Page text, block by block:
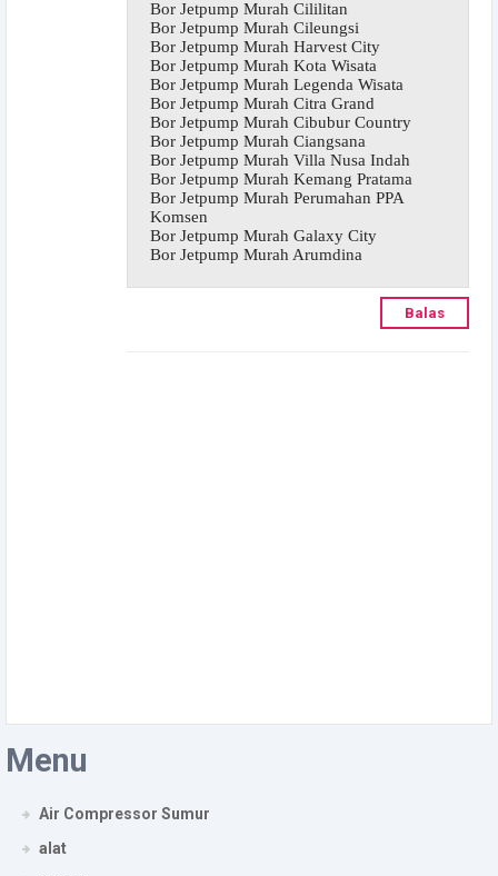
Bor Jetpump Murah Cililitan
Bor Jetpump Murah Cileungsi
Bor Jetpump Murah Harvest City
Bor Jetpump Murah Kota Wisata
Bor Jetpump Murah Legenda Wisata
Bor Jetpump Murah Citra Grand
Bor Jetpump Murah Cibubur Country
Bor Jetpump Murah Ciangsana
Bor Jetpump Murah Villa Nusa Indah
Bor Jetpump Murah Kemang Pratama
Bor Jetpump Murah Perumahan PPA
Komsen
Bor Jetpump Murah Galaxy City
Bor Jetpump Murah Arumdina
Balas
Menu
Air Compressor Sumur
alat